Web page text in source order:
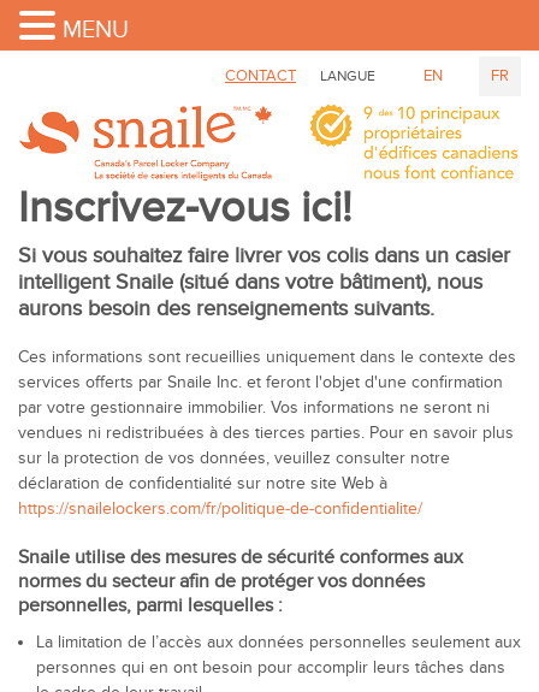
CONTACT LANGUE EN FR
Inscrivez-vous ici!
Si vous souhaitez faire livrer vos colis dans un casier
intelligent Snaile (situé dans votre bâtiment), nous
aurons besoin des renseignements suivants.
Ces informations sont recueillies uniquement dans le contexte des
services offerts par Snaile Inc. et feront l'objet d'une confirmation
par votre gestionnaire immobilier. Vos informations ne seront ni
vendues ni redistribuées à des tierces parties. Pour en savoir plus
sur la protection de vos données, veuillez consulter notre
déclaration de confidentialité sur notre site Web à
https://snailelockers.com/fr/politique-de-confidentialite/
Snaile utilise des mesures de sécurité conformes aux
normes du secteur afin de protéger vos données
personnelles, parmi lesquelles :
La limitation de l’accès aux données personnelles seulement aux
personnes qui en ont besoin pour accomplir leurs tâches dans
MENU